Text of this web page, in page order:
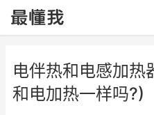
电伴热和电感加热
和电加热一样吗?)